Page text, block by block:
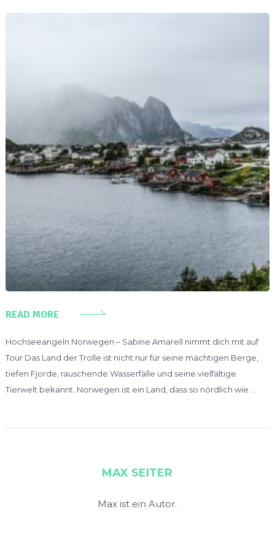
READ MORE
Hochseeangeln Norwegen – Sabine Amarell nimmt dich mit auf
Tour Das Land der Trolle ist nicht nur für seine mächtigen Berge,
tiefen Fjorde, rauschende Wasserfälle und seine vielfältige
Tierwelt bekannt. Norwegen ist ein Land, dass so nördlich wie …
MAX SEITER
Max ist ein Autor.